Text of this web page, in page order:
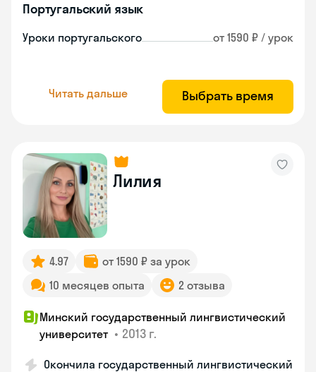
Португальский язык
Уроки португальского от 1590 ₽ / урок
Читать дальше Выбрать время
Лилия
4.97
от 1590 ₽ за урок
10 месяцев опыта
2 отзыва
Минский государственный лингвистический
университет • 2013 г.
Окончила государственный лингвистический